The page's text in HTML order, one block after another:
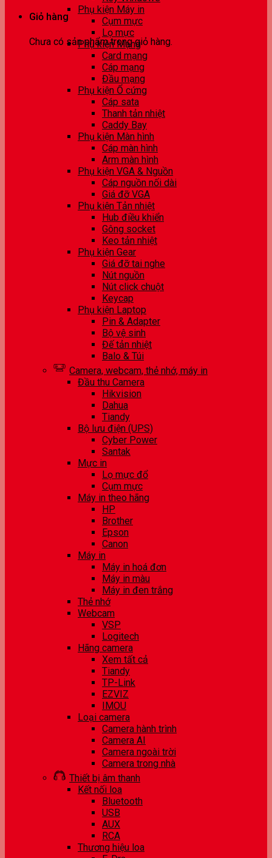
Giỏ hàng
Chưa có sản phẩm trong giỏ hàng.
Phụ kiện Máy in
Cụm mực
Lọ mực
Phụ kiện Mạng
Card mạng
Cáp mạng
Đầu mạng
Phụ kiện Ổ cứng
Cáp sata
Thanh tản nhiệt
Caddy Bay
Phụ kiện Màn hình
Cáp màn hình
Arm màn hình
Phụ kiện VGA & Nguồn
Cáp nguồn nối dài
Giá đỡ VGA
Phụ kiện Tản nhiệt
Hub điều khiển
Gông socket
Keo tản nhiệt
Phụ kiện Gear
Giá đỡ tai nghe
Nút nguồn
Nút click chuột
Keycap
Phụ kiện Laptop
Pin & Adapter
Bộ vệ sinh
Đế tản nhiệt
Balo & Túi
Camera, webcam, thẻ nhớ, máy in
Đầu thu Camera
Hikvision
Dahua
Tiandy
Bộ lưu điện (UPS)
Cyber Power
Santak
Mực in
Lọ mực đổ
Cụm mực
Máy in theo hãng
HP
Brother
Epson
Canon
Máy in
Máy in hoá đơn
Máy in màu
Máy in đen trắng
Thẻ nhớ
Webcam
VSP
Logitech
Hãng camera
Xem tất cả
Tiandy
TP-Link
EZVIZ
IMOU
Loại camera
Camera hành trình
Camera AI
Camera ngoài trời
Camera trong nhà
Thiết bị âm thanh
Kết nối loa
Bluetooth
USB
AUX
RCA
Thương hiệu loa